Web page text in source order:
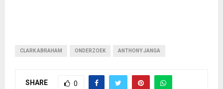
CLARK ABRAHAM ONDERZOEK ANTHONY JANGA
SHARE 0